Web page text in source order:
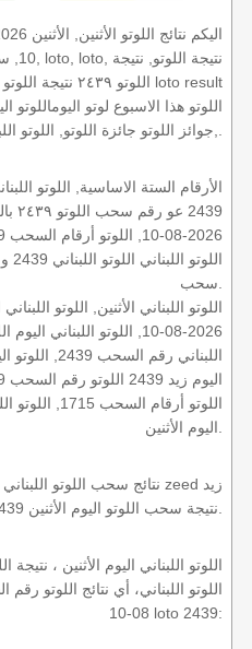
الأرقام الستة الاساسية, اللوتو
اللوتو اللبناني الأثنين, اللوتو
2026-08-10, اللوتو
اللبناني رقم
08-10 loto 2439: